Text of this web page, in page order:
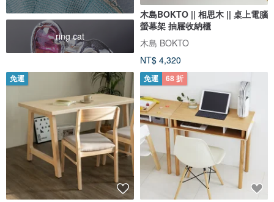
ring cat
木島BOKTO || 相思木 || 桌上電腦
螢幕架 抽屜收納櫃
木島 BOKTO
NT$ 4,320
免運 免運 68 折